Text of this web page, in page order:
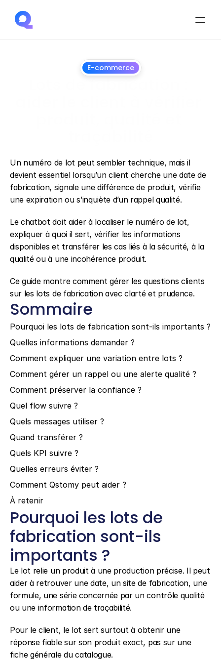
E-commerce
Un numéro de lot peut sembler technique, mais il
devient essentiel lorsqu’un client cherche une date de
fabrication, signale une différence de produit, vérifie
une expiration ou s’inquiète d’un rappel qualité.
Le chatbot doit aider à localiser le numéro de lot,
expliquer à quoi il sert, vérifier les informations
disponibles et transférer les cas liés à la sécurité, à la
qualité ou à une incohérence produit.
Ce guide montre comment gérer les questions clients
sur les lots de fabrication avec clarté et prudence.
Sommaire
Pourquoi les lots de fabrication sont-ils importants ?
Quelles informations demander ?
Comment expliquer une variation entre lots ?
Comment gérer un rappel ou une alerte qualité ?
Comment préserver la confiance ?
Quel flow suivre ?
Quels messages utiliser ?
Quand transférer ?
Quels KPI suivre ?
Quelles erreurs éviter ?
Comment Qstomy peut aider ?
À retenir
Pourquoi les lots de
fabrication sont-ils
importants ?
Le lot relie un produit à une production précise. Il peut
aider à retrouver une date, un site de fabrication, une
formule, une série concernée par un contrôle qualité
ou une information de traçabilité.
Pour le client, le lot sert surtout à obtenir une
réponse fiable sur son produit exact, pas sur une
fiche générale du catalogue.